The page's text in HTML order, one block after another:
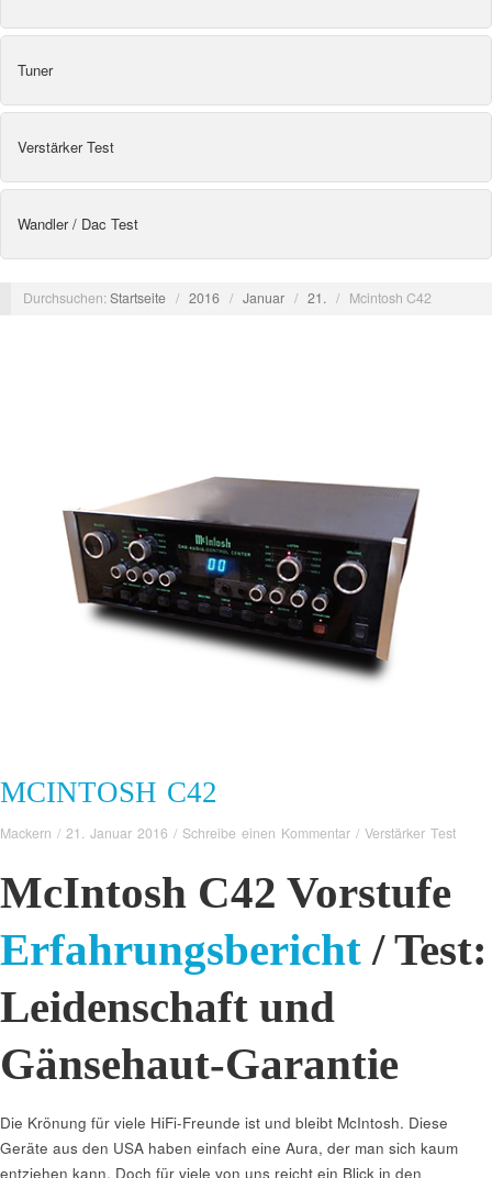
Tuner
Verstärker Test
Wandler / Dac Test
Durchsuchen:Startseite / 2016 / Januar / 21. / Mcintosh C42
MCINTOSH C42
Mackern / 21. Januar 2016 / Schreibe einen Kommentar / Verstärker Test
McIntosh C42 Vorstufe
Erfahrungsbericht / Test:
Leidenschaft und
Gänsehaut-Garantie
Die Krönung für viele HiFi-Freunde ist und bleibt McIntosh. Diese
Geräte aus den USA haben einfach eine Aura, der man sich kaum
entziehen kann. Doch für viele von uns reicht ein Blick in den